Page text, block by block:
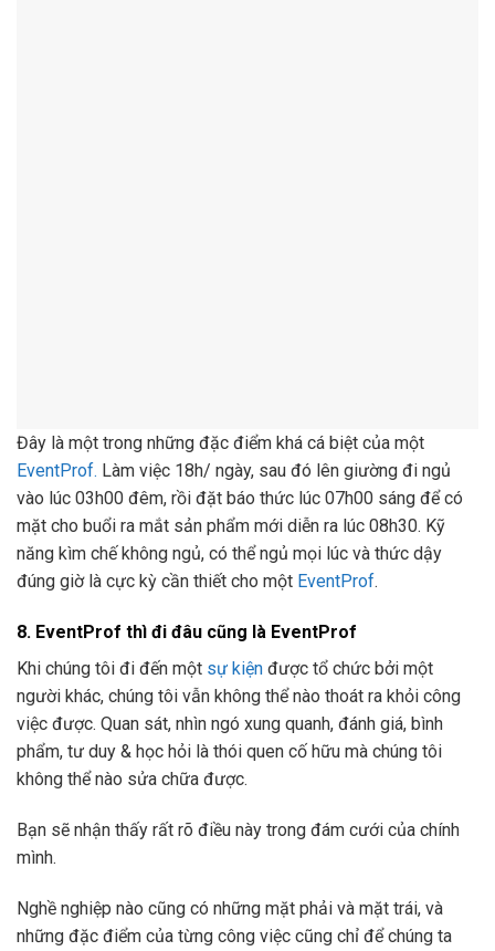
Đây là một trong những đặc điểm khá cá biệt của một
EventProf. Làm việc 18h/ ngày, sau đó lên giường đi ngủ
vào lúc 03h00 đêm, rồi đặt báo thức lúc 07h00 sáng để có
mặt cho buổi ra mắt sản phẩm mới diễn ra lúc 08h30. Kỹ
năng kìm chế không ngủ, có thể ngủ mọi lúc và thức dậy
đúng giờ là cực kỳ cần thiết cho một EventProf.
8. EventProf thì đi đâu cũng là EventProf
Khi chúng tôi đi đến một sự kiện được tổ chức bởi một
người khác, chúng tôi vẫn không thể nào thoát ra khỏi công
việc được. Quan sát, nhìn ngó xung quanh, đánh giá, bình
phẩm, tư duy & học hỏi là thói quen cố hữu mà chúng tôi
không thể nào sửa chữa được.
Bạn sẽ nhận thấy rất rõ điều này trong đám cưới của chính
mình.
Nghề nghiệp nào cũng có những mặt phải và mặt trái, và
những đặc điểm của từng công việc cũng chỉ để chúng ta